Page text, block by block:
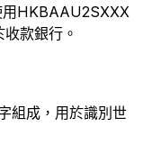
HKBAAU2SXXX
款銀行。
組成，用於識別世